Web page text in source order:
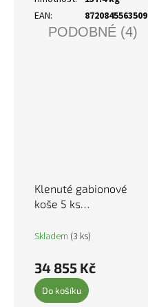
EAN: 8720845563509
PODOBNÉ (4)
Klenuté gabionové
koše 5 ks
pozinkované železo
Skladem (3 ks)
34 855 Kč
Do košíku